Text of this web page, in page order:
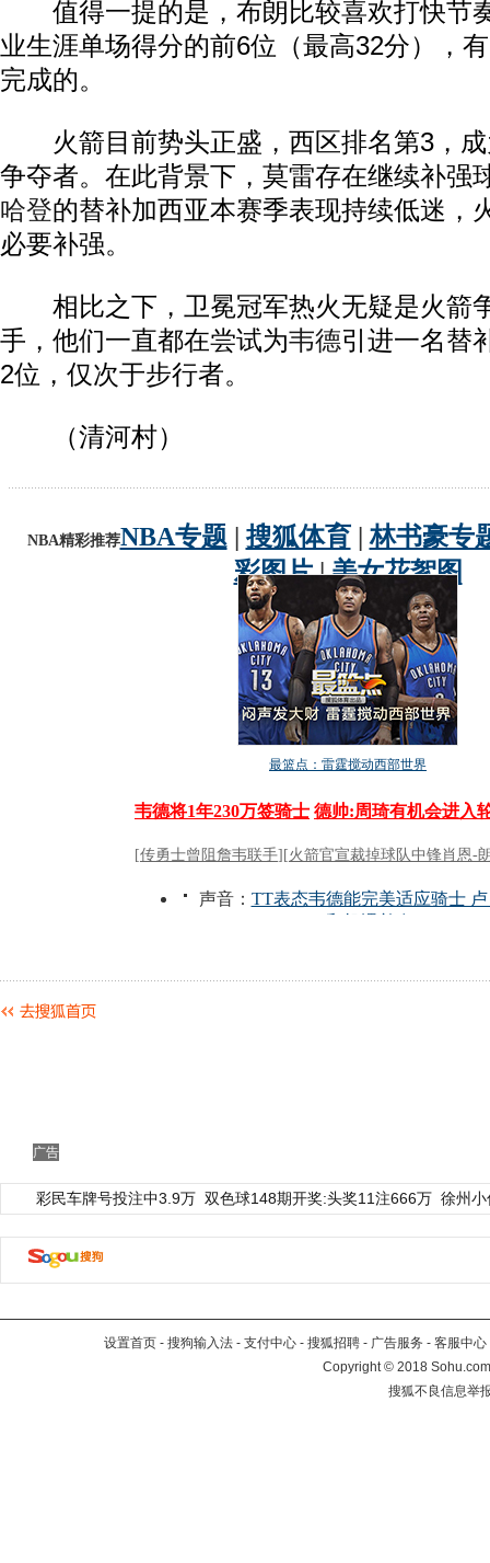
值得一提的是，布朗比较喜欢打快节
业生涯单场得分的前6位（最高32分），
完成的。
火箭目前势头正盛，西区排名第3，成
争夺者。在此背景下，莫雷存在继续补强
哈登的替补加西亚本赛季表现持续低迷，
必要补强。
相比之下，卫冕冠军热火无疑是火箭
手，他们一直都在尝试为韦德引进一名替
2位，仅次于步行者。
（清河村）
广告
彩民车牌号投注中3.9万 双色球148期开奖:头奖11注666万 徐州
设置首页 - 搜狗输入法 - 支付中心 - 搜狐招聘 - 广告服务 - 客服中心
Copyright©2018
搜狐不良信息举